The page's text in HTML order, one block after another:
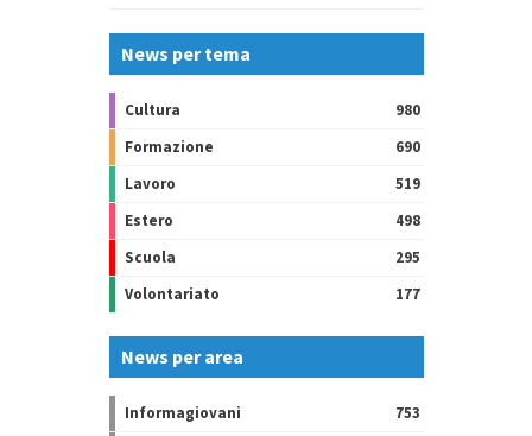
News per tema
Cultura
980
Formazione
690
Lavoro
519
Estero
498
Scuola
295
Volontariato
177
News per area
Informagiovani
753